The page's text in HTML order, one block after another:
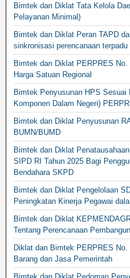
Bimtek dan Diklat Tata Kelola
Pelayanan Minimal)
Bimtek dan Diklat Peran TAPD
sinkronisasi perencanaan terpadu
Bimtek dan Diklat PERPRES
Harga Satuan Regional
Bimtek Penyusunan HPS
Komponen Dalam Negeri)
Bimtek dan Diklat Penyusunan
BUMN/BUMD
Bimtek dan Diklat
SIPD RI Tahun 2025 Bagi
Bendahara SKPD
Bimtek dan Diklat Pengelolaan
Peningkatan Kinerja Pegawai
Bimtek dan Diklat
Tentang Perencanaan
Diklat dan Bimtek PERPRES No.
Barang dan Jasa Pemerintah